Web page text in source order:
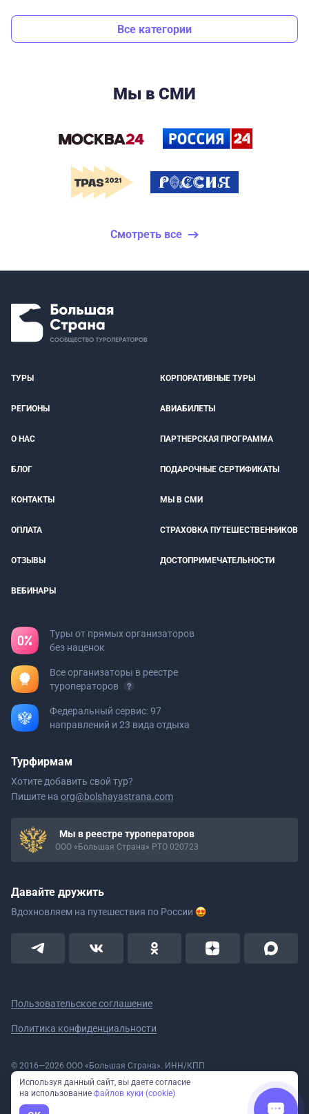
Все категории
Мы в СМИ
Смотреть все
ТУРЫ КОРПОРАТИВНЫЕ ТУРЫ
РЕГИОНЫ АВИАБИЛЕТЫ
О НАС ПАРТНЕРСКАЯ ПРОГРАММА
БЛОГ ПОДАРОЧНЫЕ СЕРТИФИКАТЫ
КОНТАКТЫ МЫ В СМИ
ОПЛАТА СТРАХОВКА ПУТЕШЕСТВЕННИКОВ
ОТЗЫВЫ ДОСТОПРИМЕЧАТЕЛЬНОСТИ
ВЕБИНАРЫ
Туры от прямых организаторов
без наценок
Все организаторы в реестре
туроператоров
Федеральный сервис: 97
направлений и 23 вида отдыха
Турфирмам
Хотите добавить свой тур?
Пишите на org@bolshayastrana.com
Мы в реестре туроператоров
ООО «Большая Страна» РТО 020723
Давайте дружить
Вдохновляем на путешествия по России
Пользовательское соглашение
Политика конфиденциальности
© 2016—2026 ООО «Большая Страна». ИНН/КПП
5908078160/590801001 ОГРН 1185958020533
Номер в реестре Роскомнадзора № 59-18-006319 (Приказ № 321 от
11.10.2018)
Полное или частичное копирование изображений и текстов возможно
Используя данный сайт, вы даете согласие
на использование файлов куки (cookie)